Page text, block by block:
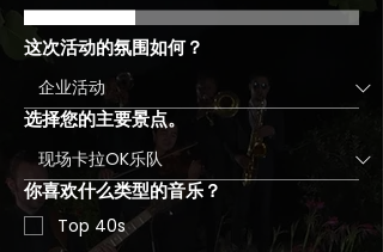
这次活动的氛围如何？
选择您的主要景点。
你喜欢什么类型的音乐？
Top 40s